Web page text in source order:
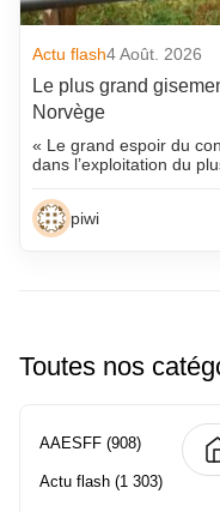
Actu flash4 Août. 2026
Le plus grand
Norvège
« Le grand espoir du
dans l’exploitation du
piwi
Toutes nos
AAESFF (908)
Actu flash (1 303)